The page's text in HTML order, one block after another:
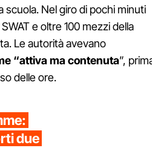
Nel giro di pochi minuti
e oltre 100 mezzi della
Le autorità avevano
“attiva ma contenuta”,
delle ore.
due